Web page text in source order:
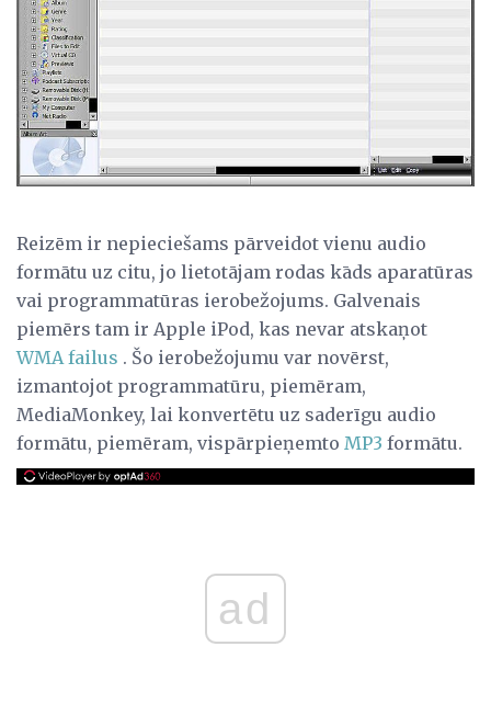
Reizēm ir nepieciešams pārveidot vienu audio
formātu uz citu, jo lietotājam rodas kāds aparatūras
vai programmatūras ierobežojums. Galvenais
piemērs tam ir Apple iPod, kas nevar atskaņot
WMA failus . Šo ierobežojumu var novērst,
izmantojot programmatūru, piemēram,
MediaMonkey, lai konvertētu uz saderīgu audio
formātu, piemēram, vispārpieņemto MP3 formātu.
ad